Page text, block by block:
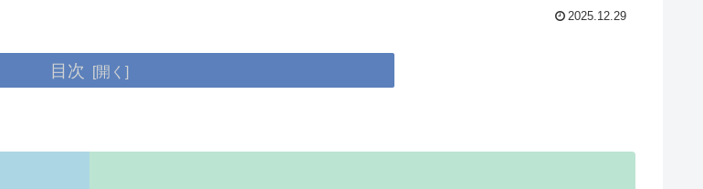
2025.12.29
目次